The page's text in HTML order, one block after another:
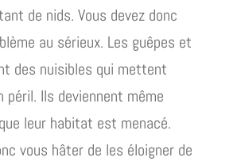
de nids. Vous devez donc
au sérieux. Les guêpes et
des nuisibles qui mettent
péril. Ils deviennent même
leur habitat est menacé.
vous hâter de les éloigner de